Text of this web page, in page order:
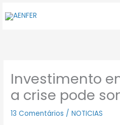
para
Investimento
a crise pode
13 Comentários /NOTICIAS